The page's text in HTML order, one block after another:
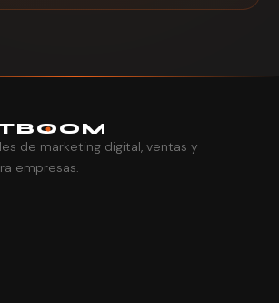
OOM
de marketing digital, ventas y
empresas.